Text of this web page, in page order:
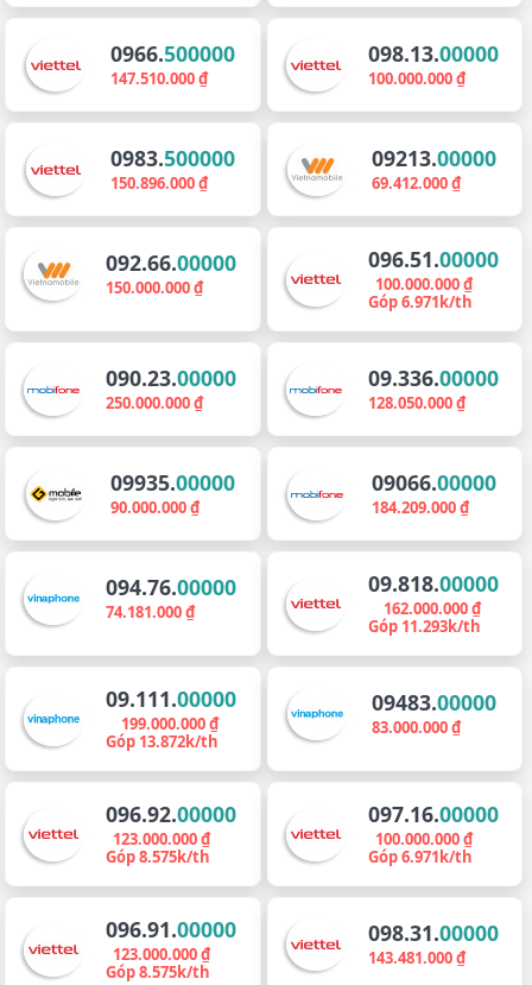
0966.500000
147.510.000 ₫
098.13.00000
100.000.000 ₫
0983.500000
150.896.000 ₫
09213.00000
69.412.000 ₫
092.66.00000
150.000.000 ₫
096.51.00000
100.000.000 ₫
Góp 6.971k/th
090.23.00000
250.000.000 ₫
09.336.00000
128.050.000 ₫
09935.00000
90.000.000 ₫
09066.00000
184.209.000 ₫
094.76.00000
74.181.000 ₫
09.818.00000
162.000.000 ₫
Góp 11.293k/th
09.111.00000
199.000.000 ₫
Góp 13.872k/th
09483.00000
83.000.000 ₫
096.92.00000
123.000.000 ₫
Góp 8.575k/th
097.16.00000
100.000.000 ₫
Góp 6.971k/th
096.91.00000
123.000.000 ₫
Góp 8.575k/th
098.31.00000
143.481.000 ₫